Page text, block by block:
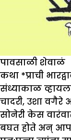
पावसाळी शेवाळं
कथा *प्राची
संध्याकाळ
चादरी, उशा
सोनेरी केस
बघत होते अन्